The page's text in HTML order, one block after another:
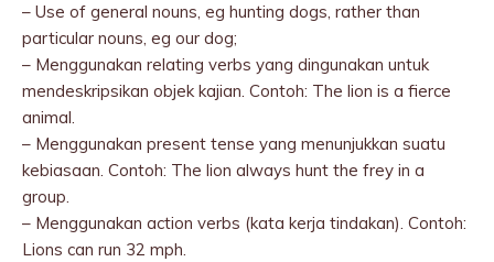
– Use of general nouns, eg hunting dogs, rather than
particular nouns, eg our dog;
– Menggunakan relating verbs yang dingunakan untuk
mendeskripsikan objek kajian. Contoh: The lion is a fierce
animal.
– Menggunakan present tense yang menunjukkan suatu
kebiasaan. Contoh: The lion always hunt the frey in a
group.
– Menggunakan action verbs (kata kerja tindakan). Contoh:
Lions can run 32 mph.